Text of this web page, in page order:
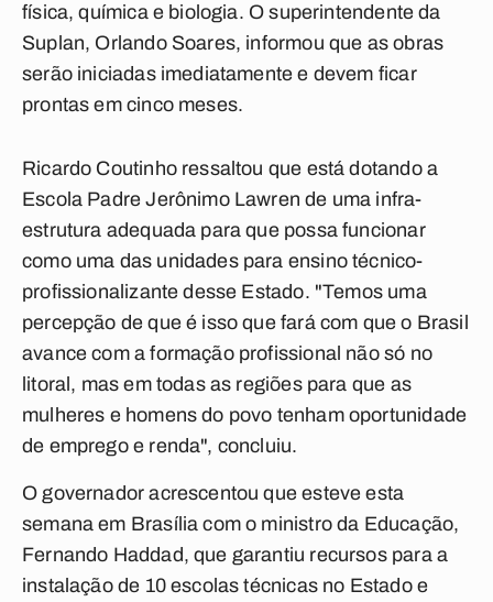
física, química e biologia. O superintendente da
Suplan, Orlando Soares, informou que as obras
serão iniciadas imediatamente e devem ficar
prontas em cinco meses.
Ricardo Coutinho ressaltou que está dotando a
Escola Padre Jerônimo Lawren de uma infra-
estrutura adequada para que possa funcionar
como uma das unidades para ensino técnico-
profissionalizante desse Estado. "Temos uma
percepção de que é isso que fará com que o Brasil
avance com a formação profissional não só no
litoral, mas em todas as regiões para que as
mulheres e homens do povo tenham oportunidade
de emprego e renda", concluiu.
O governador acrescentou que esteve esta
semana em Brasília com o ministro da Educação,
Fernando Haddad, que garantiu recursos para a
instalação de 10 escolas técnicas no Estado e